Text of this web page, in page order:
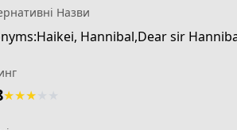
Назви
Hannibal,Dear sir
★★★